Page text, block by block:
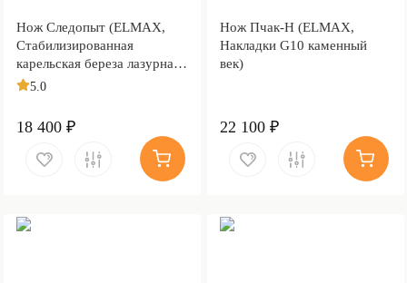
Нож Следопыт (ELMAX,
Стабилизированная
карельская береза лазурная,
Нержавеющая сталь)
5.0
18 400 ₽
Нож Пчак-Н (ELMAX,
Накладки G10 каменный
век)
22 100 ₽